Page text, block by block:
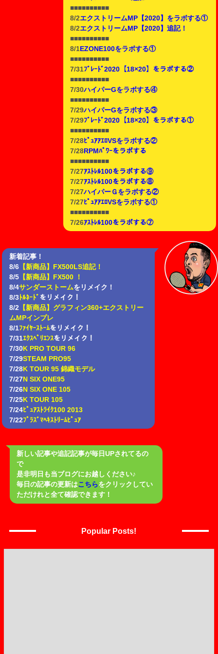
■■■■■■■■■■
8/2エクストリームMP【2020】をラボする①
8/2エクストリームMP【2020】追記！
■■■■■■■■■■
8/1 EZONE100をラボする①
■■■■■■■■■■
7/31ﾌﾞﾚｰﾄﾞ2020【18×20】をラボする②
■■■■■■■■■■
7/30ハイパーGをラボする④
■■■■■■■■■■
7/29ハイパーGをラボする③
7/29ﾌﾞﾚｰﾄﾞ2020【18×20】をラボする①
■■■■■■■■■■
7/28 ﾋﾟｭｱｱｴﾛVSをラボする②
7/28 RPMﾊﾟﾜｰをラボする
■■■■■■■■■■
7/27ｱｽﾄﾚﾙ100をラボする⑨
7/27ｱｽﾄﾚﾙ100をラボする⑧
7/27ハイパーＧをラボする②
7/27 ﾋﾟｭｱｱｴﾛVSをラボする①
■■■■■■■■■■
7/26ｱｽﾄﾚﾙ100をラボする⑦
新着記事！
8/6【新商品】FX500LS追記！
8/5【新商品】FX500 ！
8/4サンダーストームをリメイク！
8/3ﾄﾙﾈｰﾄﾞ をリメイク！
8/2 【新商品】グラフィン360+エクストリー
ムMPインプレ
8/1 ﾌｧｲﾔｰｽﾄｰﾑをリメイク！
7/31ｴｸｽﾍﾟﾘｴﾝｽをリメイク！
7/30K PRO TOUR 96
7/29STEAM PRO95
7/28K TOUR 95 錦織モデル
7/27N SIX ONE95
7/26N SIX ONE 105
7/25K TOUR 105
7/24ﾋﾟｭｱｽﾄﾗｲｸ100 2013
7/22ﾌﾟﾗｽﾞﾏﾍｷｽﾄﾘｰﾑﾋﾟｭｱ
新しい記事や追記記事が毎日UPされてるの
で
是非明日も当ブログにお越しください♪
毎日の記事の更新はこちらをクリックしてい
ただけれと全て確認できます！
Popular Posts!